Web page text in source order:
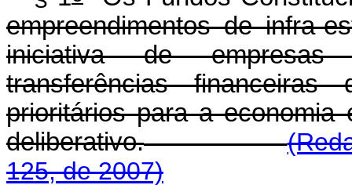
empreendimentos de infra-
iniciativa de empresas
transferências
prioritários para a economia
deliberativo.
125, de 2007)